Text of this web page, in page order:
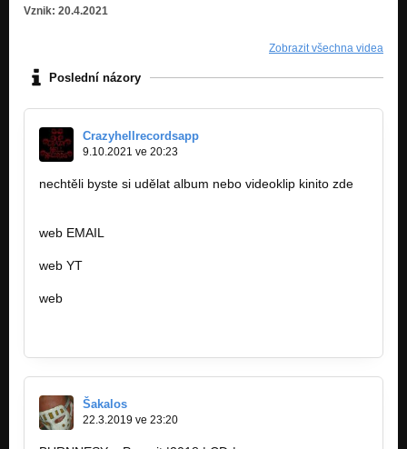
Vznik: 20.4.2021
Zobrazit všechna videa
Poslední názory
Crazyhellrecordsapp
9.10.2021 ve 20:23
nechtěli byste si udělat album nebo videoklip kinito zde
web EMAIL
web YT
web
Šakalos
22.3.2019 ve 23:20